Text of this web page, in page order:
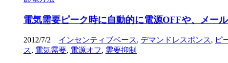
電気需要ピーク時に自動的に電源OFFや、メー
2012/7/2 インセンティブベース, デマンドレスポンス, ピ
ス, 電気需要, 電源オフ, 需要抑制